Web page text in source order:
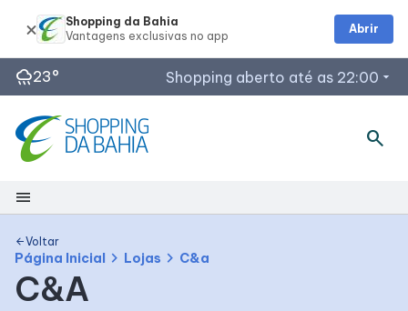
rainy23° Shopping aberto até as 22:00 arrow_drop_down
Horários de Funcionamento
Lojas
Outback Steakhouse
Planeta Imaginário
Acessar todos os horários
search
menu
Shopping
Mapa Interno
arrow_backVoltar
Página Inicial chevron_right Lojas chevron_right C&a
C&A
Shopping da Bahia
Abrir